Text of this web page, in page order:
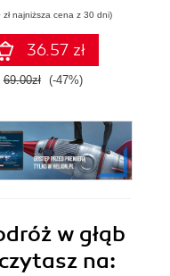
inteligencji
zł najniższa cena z 30 dni)
36.57 zł
69.00zł (-47%)
w głąb
na: